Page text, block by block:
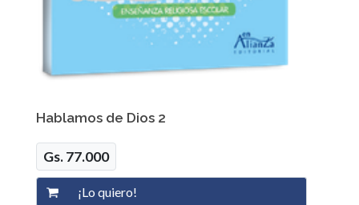
Hablamos de Dios 2
Gs. 77.000